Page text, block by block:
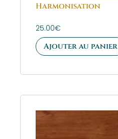
Harmonisation
25.00€
Ajouter au panier